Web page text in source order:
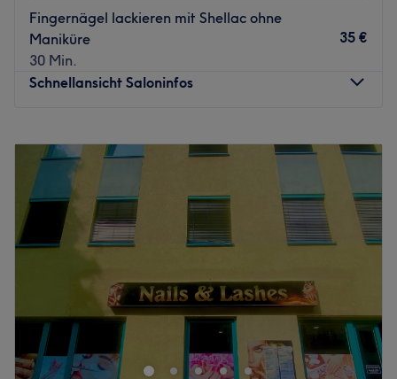
Fingernägel lackieren mit Shellac ohne
Maniküre
30 Min.
35 €
Schnellansicht Saloninfos
Dienstag
09:00–20:00
Mittwoch
Donnerstag
09:00–20:00
Freitag
09:00–20:00
Samstag
09:00–18:00
Sonntag
Tokyo Nails is ein charmantes Nagelstudio im Herzen von
Starnberg, das sämtliche klassischen Nagelservices
anbietet – von Maniküre und Pediküre über Modellagen
bis hin zu kreativem Nageldesign. Kompetent, sauber